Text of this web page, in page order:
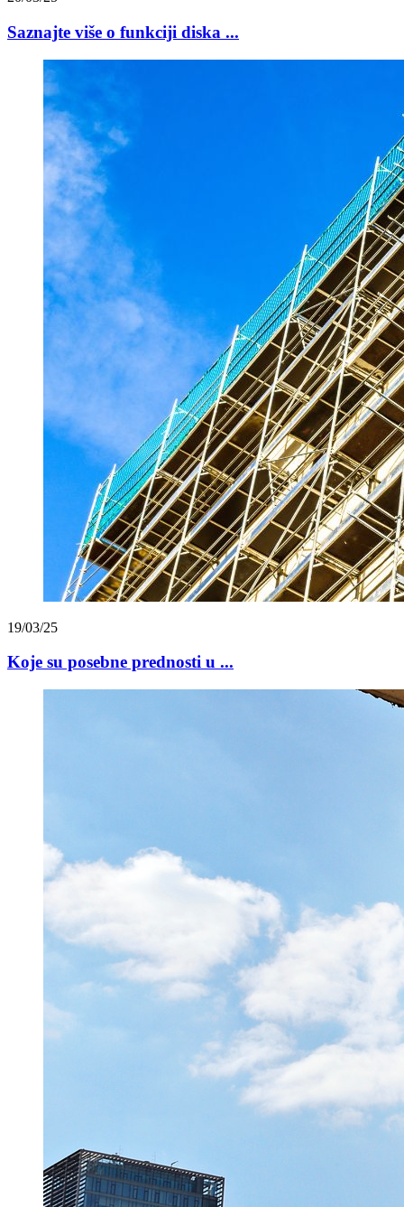
Saznajte više o funkciji diska ...
19/03/25
Koje su posebne prednosti u ...